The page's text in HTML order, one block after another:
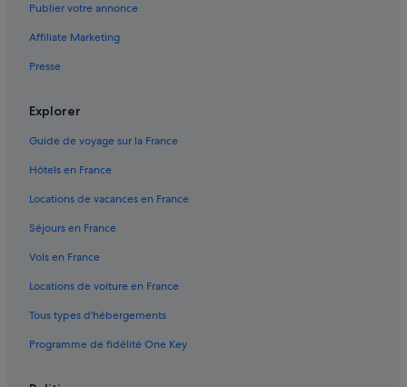
3e arrondissement : hôtels
10e arrondissement : hôtels 3 étoiles
9e arrondissement : hôtels Hôtels-boutiques
9e arrondissement : hôtels Hôtels de luxe
Arts-Et-Métiers : hôtels Hôtels avec bar
Arts-Et-Métiers : hôtels Hôtels-boutiques
Arts-Et-Métiers : hôtels
Publier votre annonce
Affiliate Marketing
Presse
Explorer
Guide de voyage sur la France
Hôtels en France
Locations de vacances en France
Séjours en France
Vols en France
Locations de voiture en France
Tous types d'hébergements
Programme de fidélité One Key